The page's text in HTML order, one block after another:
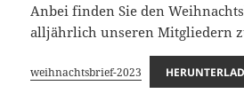
Anbei finden Sie den
alljährlich unseren Mitgliedern
weihnachtsbrief-2023